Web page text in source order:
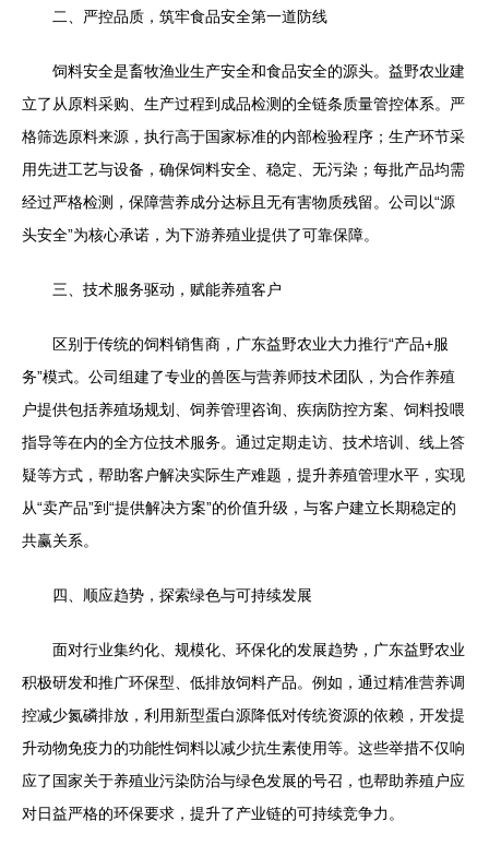
二、严控品质，筑牢食品安全第一道防线
饲料安全是畜牧渔业生产安全和食品安全的源头。益野农业建
立了从原料采购、生产过程到成品检测的全链条质量管控体系。严
格筛选原料来源，执行高于国家标准的内部检验程序；生产环节采
用先进工艺与设备，确保饲料安全、稳定、无污染；每批产品均需
经过严格检测，保障营养成分达标且无有害物质残留。公司以“源
头安全”为核心承诺，为下游养殖业提供了可靠保障。
三、技术服务驱动，赋能养殖客户
区别于传统的饲料销售商，广东益野农业大力推行“产品+服
务”模式。公司组建了专业的兽医与营养师技术团队，为合作养殖
户提供包括养殖场规划、饲养管理咨询、疾病防控方案、饲料投喂
指导等在内的全方位技术服务。通过定期走访、技术培训、线上答
疑等方式，帮助客户解决实际生产难题，提升养殖管理水平，实现
从“卖产品”到“提供解决方案”的价值升级，与客户建立长期稳定的
共赢关系。
四、顺应趋势，探索绿色与可持续发展
面对行业集约化、规模化、环保化的发展趋势，广东益野农业
积极研发和推广环保型、低排放饲料产品。例如，通过精准营养调
控减少氮磷排放，利用新型蛋白源降低对传统资源的依赖，开发提
升动物免疫力的功能性饲料以减少抗生素使用等。这些举措不仅响
应了国家关于养殖业污染防治与绿色发展的号召，也帮助养殖户应
对日益严格的环保要求，提升了产业链的可持续竞争力。